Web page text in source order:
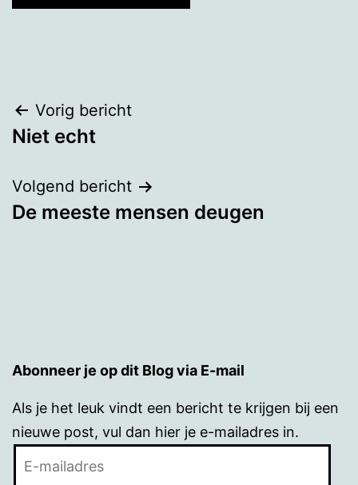
Bericht
navigatie
Vorig bericht
Niet echt
Volgend bericht
De meeste mensen deugen
Abonneer je op dit Blog via E-mail
Als je het leuk vindt een bericht te krijgen bij een
nieuwe post, vul dan hier je e-mailadres in.